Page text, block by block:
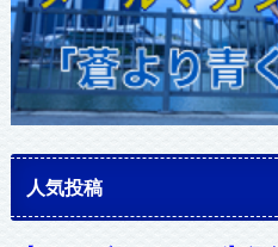
人気投稿